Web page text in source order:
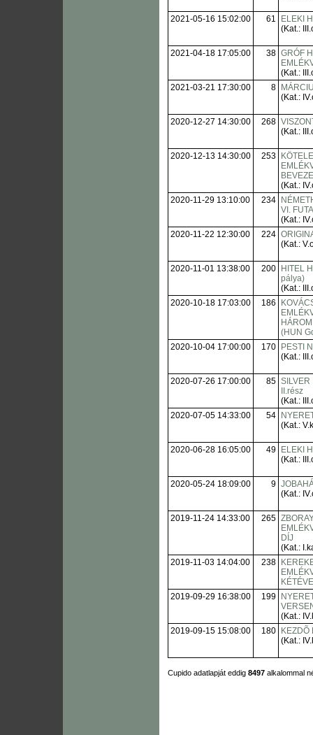
2021-05-16 15:02:00 61
ELEKI
(Kat.:
2021-04-18 17:05:00 38 GRÓF
(Kat.:
2021-03-21 17:30:00
8
(Kat.:
2020-12-27 14:30:00 268
(Kat.:
2020-12-13 14:30:00 253
(Kat.:
2020-11-29 13:10:00
234
VI.
(Kat.:
2020-11-22 12:30:00
224
(Kat.:
2020-11-01 13:38:00 200
HITEL
pálya)
(Kat.:
2020-10-18 17:03:00
186
(HUN
2020-10-04 17:00:00
170
PESTI
(Kat.:
2020-07-26 17:00:00 85 SILVER
II.rész
(Kat.:
2020-07-05 14:33:00
54
(Kat.:
2020-06-28 16:05:00 49
ELEKI
(Kat.:
2020-05-24 18:09:00 9
(Kat.:
2019-11-24 14:33:00 265
DÍJ
(Kat.:
2019-11-03 14:04:00
238
2019-09-29 16:38:00
199
(Kat.:
2019-09-15 15:08:00
180
KEZDÕ
(Kat.:
Cupido adatlapját eddig 8497 alkalommal